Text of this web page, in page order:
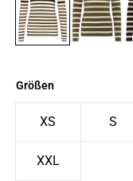
Größen
XS S
XXL